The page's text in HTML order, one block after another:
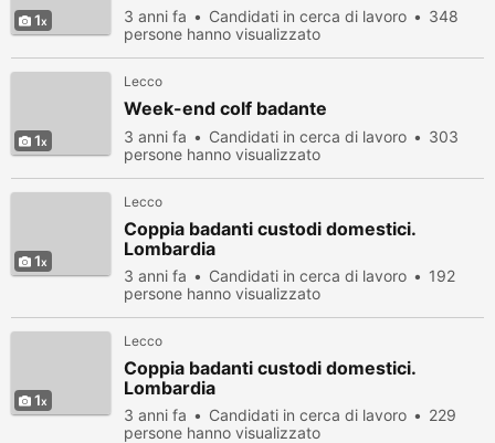
1 3 anni fa Candidati in cerca di lavoro
348
persone hanno visualizzato
1
Lecco
Week-end colf badante
3 anni fa Candidati in cerca di lavoro
303
persone hanno visualizzato
1
Lecco
Coppia badanti custodi domestici.
Lombardia
3 anni fa Candidati in cerca di lavoro
192
persone hanno visualizzato
1
Lecco
Coppia badanti custodi domestici.
Lombardia
3 anni fa Candidati in cerca di lavoro
229
persone hanno visualizzato